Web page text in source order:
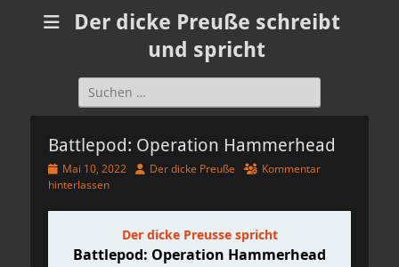
Der dicke Preuße schreibt
und spricht
Suchen
nach:
Battlepod: Operation Hammerhead
Veröffentlicht
am
Mai 10, 2022 AutorDer dicke Preuße
Kommentar
hinterlassen